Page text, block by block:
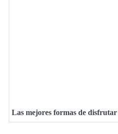
Las mejores formas de